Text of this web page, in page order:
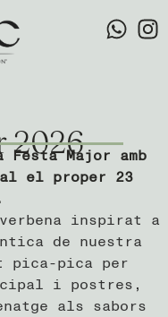
2026Major amb
el proper 23
verbena inspirat a
de nuestra
pica-pica per
i postres,
als sabors